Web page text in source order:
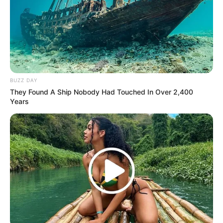
BUZZ DAY
They Found A Ship Nobody Had Touched In Over 2,400
Years